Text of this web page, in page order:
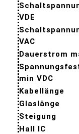
VDE
VAC
Dauerstrom
min VDC
Kabellänge
Glaslänge
Steigung
Hall IC